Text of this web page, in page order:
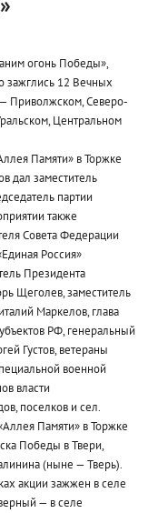
огонь Победы»,
зажглись 12 Вечных
Приволжском, Северо-
Центральном
Памяти» в Торжке
дал заместитель
партии
также
Совета Федерации
Россия»
Президента
Щеголев, заместитель
Маркелов, глава
РФ, генеральный
Густов, ветераны
военной
власти
поселков и сел.
Памяти» в Торжке
Победы в Твери,
(ныне — Тверь).
акции зажжен в селе
— в селе